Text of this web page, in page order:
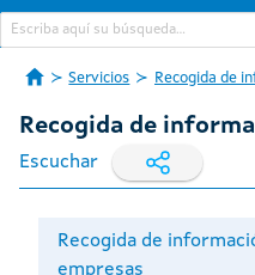
Servicios Recogida de
Recogida de
Escuchar
Recogida de
empresas